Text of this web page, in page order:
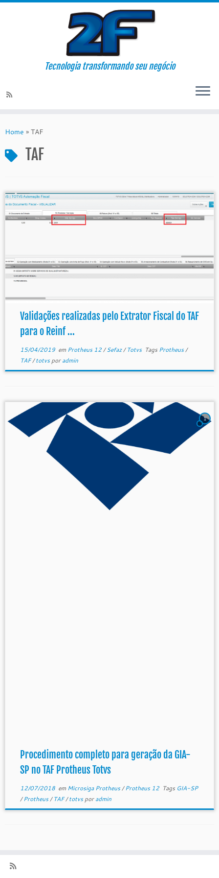
Tecnologia transformando seu negócio
Home » TAF
TAF
Validações realizadas pelo Extrator Fiscal do TAF
para o Reinf ...
15/04/2019em Protheus 12/Sefaz/Totvs Tags Protheus/
TAF/totvsporadmin
1
Procedimento completo para geração da GIA-
SP no TAF Protheus Totvs
12/07/2018em Microsiga Protheus/Protheus 12 Tags GIA-SP
/Protheus/TAF/totvsporadmin